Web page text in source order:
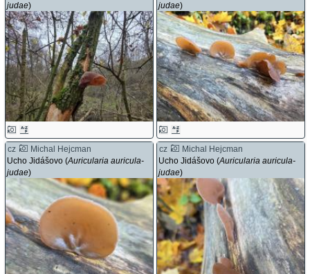
judae)
judae)
cz
Michal Hejcman
Ucho Jidášovo (Auricularia auricula-
judae)
cz
Michal Hejcman
Ucho Jidášovo (Auricularia auricula-
judae)